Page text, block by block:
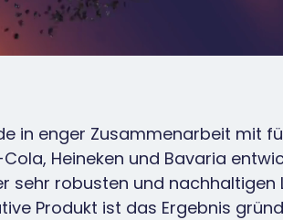
in enger Zusammenarbeit mit
Heineken und Bavaria
sehr robusten und nachhaltigen
Produkt ist das Ergebnis